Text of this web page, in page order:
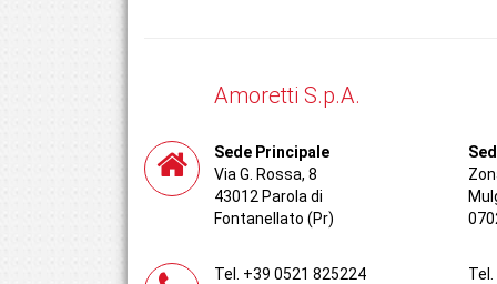
Amoretti S.p.A.
Sede Principale
Via G. Rossa, 8
43012 Parola di
Fontanellato (Pr)
Tel. +39 0521 825224